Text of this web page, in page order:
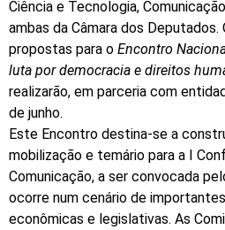
Ciência e Tecnologia,
ambas da Câmara dos
propostas para o Encontro
luta por democracia e direitos
realizarão, em parceria com
de junho.
Este Encontro destina-se a
mobilização e temário para a I
Comunicação, a ser convocada
ocorre num cenário de
econômicas e legislativas. As